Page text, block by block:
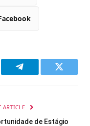
Telegram Twitter
ARTICLE
de Estágio